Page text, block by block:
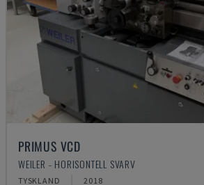
PRIMUS VCD
WEILER - HORISONTELL SVARV
TYSKLAND 2018